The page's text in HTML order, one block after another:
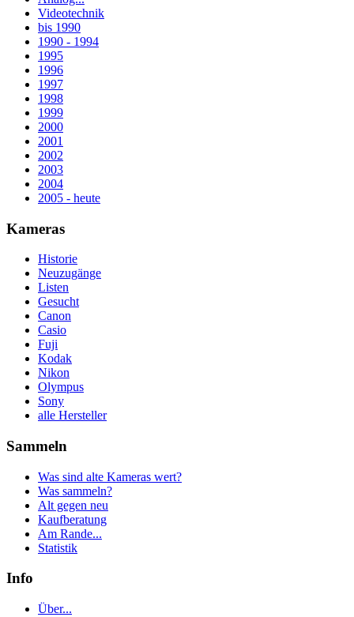
Videotechnik
bis 1990
1990 - 1994
1995
1996
1997
1998
1999
2000
2001
2002
2003
2004
2005 - heute
Kameras
Historie
Neuzugänge
Listen
Gesucht
Canon
Casio
Fuji
Kodak
Nikon
Olympus
Sony
alle Hersteller
Sammeln
Was sind alte Kameras wert?
Was sammeln?
Alt gegen neu
Kaufberatung
Am Rande...
Statistik
Info
Über...